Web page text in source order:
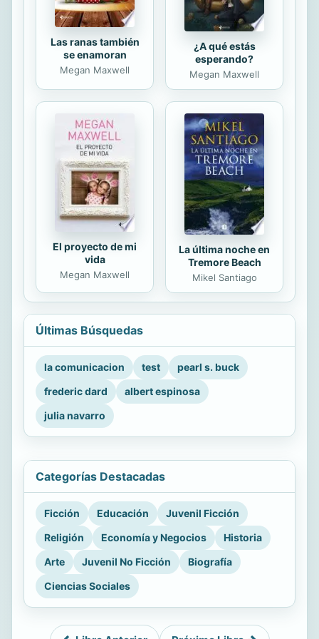
Las ranas también
se enamoran
Megan Maxwell
¿A qué estás
esperando?
Megan Maxwell
El proyecto de mi
vida
Megan Maxwell
La última noche en
Tremore Beach
Mikel Santiago
Últimas Búsquedas
la comunicacion test
pearl s. buck
frederic dard
albert espinosa
julia navarro
Categorías Destacadas
Ficción Educación
Juvenil Ficción
Religión
Economía y Negocios
Historia
Arte
Juvenil No Ficción
Biografía
Ciencias Sociales